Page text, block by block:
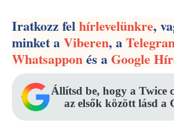
Iratkozz felhírlevelünkre,
minket aViberen, a
Whatsapponés aGoogle
Állítsd be, hogy a Twice
az elsők között lásd a